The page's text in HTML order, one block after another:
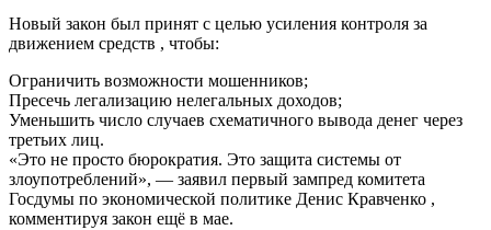
Новый закон был принят с целью усиления контроля за
движением средств , чтобы:
Ограничить возможности мошенников;
Пресечь легализацию нелегальных доходов;
Уменьшить число случаев схематичного вывода денег через
третьих лиц.
«Это не просто бюрократия. Это защита системы от
злоупотреблений», — заявил первый зампред комитета
Госдумы по экономической политике Денис Кравченко ,
комментируя закон ещё в мае.